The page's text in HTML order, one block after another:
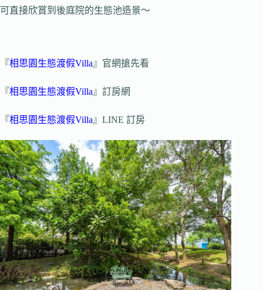
可直接欣賞到後庭院的生態池造景～
『相思園生態渡假Villa 』官網搶先看
『相思園生態渡假Villa 』訂房網
『相思園生態渡假Villa 』LINE 訂房